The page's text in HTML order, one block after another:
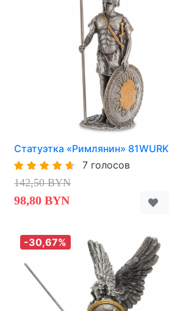
Статуэтка «Римлянин» 81WURK
7 голосов
142,50 BYN
98,80 BYN
-30,67%